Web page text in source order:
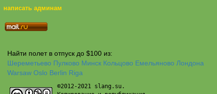
написать админам
Найти полет в отпуск до $100 из:
Шереметьево Пулково Минск Кольцово Емельяново Лондона
Warsaw Oslo Berlin Riga
©2012-2021 slang.su.